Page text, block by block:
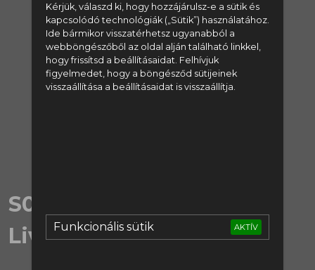
Kérjük, válaszd ki, hogy hozzájárulsz-e a sütik és
kapcsolódó technológiák („Sütik”) használatához.
Ide bármikor visszatérhetsz ugyanabból a
webböngészőből az oldal alján található linkkel,
hogy frissítsd a beállításaidat. Felhívjuk
figyelmedet, hogy a böngésződ sütijeinek
visszaállítása a beállításaidat is visszaállítja.
Funkcionális sütik AKTÍV
regisztrálj:
Regisztráció
vagy lépj be:
S04E04 | Bénázás
Liverpoolban